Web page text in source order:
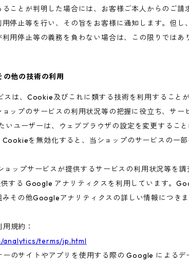
ことが判明した場合には、お客様ご本人からのご請
停止等を行い、その旨をお客様に通知します。但し
用停止等の義務を負わない場合は、この限りではあ
他の技術の利用
スは、Cookie及びこれに類する技術を利用すること
ップのサービスの利用状況等の把握に役立ち、サー
いユーザーは、ウェブブラウザの設定を変更するこ
Cookieを無効化すると、当ショップのサービスの一
ョップサービスが提供するサービスの利用状況等を
する Google アナリティクスを利用しています。
みその他Googleアナリティクスの詳しい情報につき
規約：
terms/jp.html
のサイトやアプリを使用する際の Google によるデ